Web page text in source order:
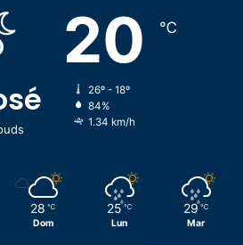
20 ℃
26º - 18º
84%
1.34 km/h
28 ℃
Dom
25 ℃
Lun
29 ℃
Mar